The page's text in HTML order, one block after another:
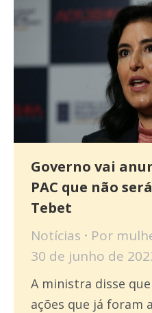
Governo vai
PAC que não
Tebet
Notícias Por
30 de junho de
A ministra disse
ações que já foram